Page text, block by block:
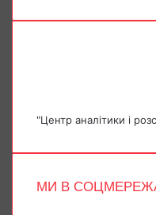
"Центр аналітики і
МИ В